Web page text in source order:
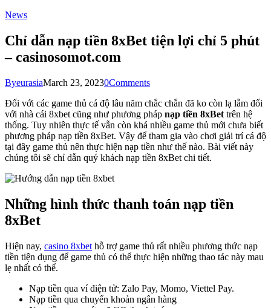
News
Chỉ dẫn nạp tiền 8xBet tiện lợi chỉ 5 phút
– casinosomot.com
ByeurasiaMarch 23, 20230Comments
Đối với các game thủ cá độ lâu năm chắc chắn đã ko còn lạ lẫm đối
với nhà cái 8xbet cũng như phương pháp nạp tiền 8xBet trên hệ
thống. Tuy nhiên thực tế vẫn còn khá nhiều game thủ mới chưa biết
phương pháp nạp tiền 8xBet. Vậy để tham gia vào chơi giải trí cá độ
tại đây game thủ nên thực hiện nạp tiền như thế nào. Bài viết này
chúng tôi sẽ chỉ dẫn quý khách nạp tiền 8xBet chi tiết.
Những hình thức thanh toán nạp tiền
8xBet
Hiện nay, casino 8xbet hỗ trợ game thủ rất nhiều phương thức nạp
tiền tiện dụng để game thủ có thể thực hiện những thao tác này mau
lẹ nhất có thể.
Nạp tiền qua ví điện tử: Zalo Pay, Momo, Viettel Pay.
Nạp tiền qua chuyển khoản ngân hàng